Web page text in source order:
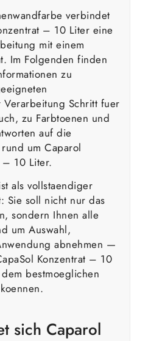
verbindet
– 10 Liter eine
mit einem
Im Folgenden finden
zu
Schritt fuer
zu Farbtoenen und
auf die
um Caparol
– 10 Liter.
als vollstaendiger
Sie soll nicht nur das
sondern Ihnen alle
um Auswahl,
abnehmen —
Konzentrat – 10
bestmoeglichen
sich Caparol